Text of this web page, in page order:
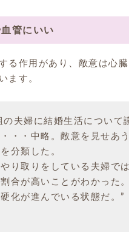
管にいい
る作用があり、敵意は心
ます。
夫婦に結婚生活について
・・中略。敵意を見せあ
分類した。
り取りをしている夫婦で
合が高いことがわかった
化が進んでいる状態だ。